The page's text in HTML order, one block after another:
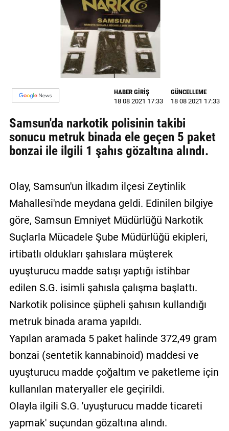
YAZARLAR
BİZE
ULAŞIN
Künye
Gizlilik
HABER GİRİŞ
18 08 2021 17:33
GÜNCELLEME
18 08 2021 17:33
Samsun'da narkotik polisinin takibi
sonucu metruk binada ele geçen 5 paket
bonzai ile ilgili 1 şahıs gözaltına alındı.
Olay, Samsun'un İlkadım ilçesi Zeytinlik
Mahallesi'nde meydana geldi. Edinilen bilgiye
göre, Samsun Emniyet Müdürlüğü Narkotik
Suçlarla Mücadele Şube Müdürlüğü ekipleri,
irtibatlı oldukları şahıslara müşterek
uyuşturucu madde satışı yaptığı istihbar
edilen S.G. isimli şahısla çalışma başlattı.
Narkotik polisince şüpheli şahısın kullandığı
metruk binada arama yapıldı.
Yapılan aramada 5 paket halinde 372,49 gram
bonzai (sentetik kannabinoid) maddesi ve
uyuşturucu madde çoğaltım ve paketleme için
kullanılan materyaller ele geçirildi.
Olayla ilgili S.G. 'uyuşturucu madde ticareti
yapmak' suçundan gözaltına alındı.